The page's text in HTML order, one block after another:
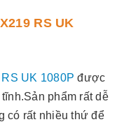
RS UK
UK 1080P được
phẩm rất dễ
có rất nhiều thứ để